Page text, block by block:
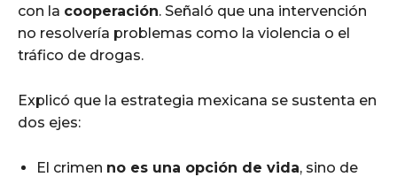
con la cooperación. Señaló que una intervención
no resolvería problemas como la violencia o el
tráfico de drogas.
Explicó que la estrategia mexicana se sustenta en
dos ejes:
El crimen no es una opción de vida, sino de